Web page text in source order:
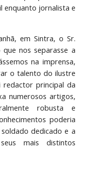
enquanto jornalista e
em Sintra, o Sr.
nos separasse a
na imprensa,
o talento do ilustre
principal da
numerosos artigos,
robusta e
poderia
dedicado e a
mais distintos